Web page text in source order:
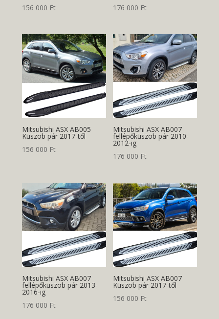
156 000 Ft
176 000 Ft
Mitsubishi ASX AB005
Küszöb pár 2017-től
156 000 Ft
Mitsubishi ASX AB007
fellépőküszöb pár 2010-
2012-ig
176 000 Ft
Mitsubishi ASX AB007
fellépőküszöb pár 2013-
2016-ig
176 000 Ft
Mitsubishi ASX AB007
Küszöb pár 2017-től
156 000 Ft